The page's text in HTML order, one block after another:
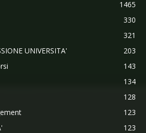
1465
330
321
UNIVERSITA'
203
143
134
128
123
123